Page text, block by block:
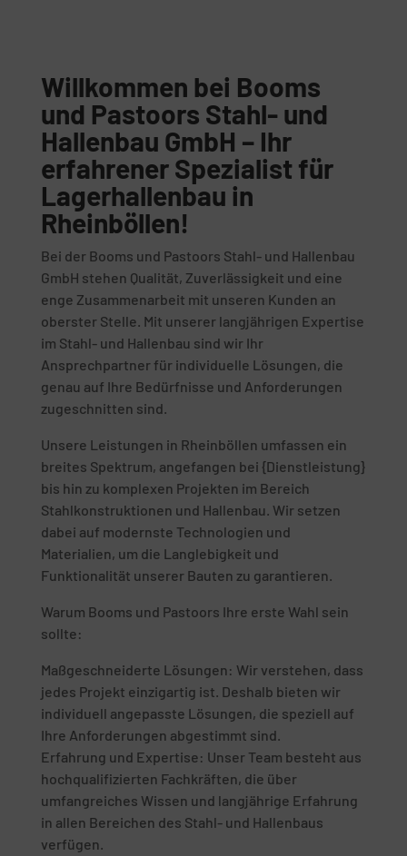
Willkommen bei Booms
und Pastoors Stahl- und
Hallenbau GmbH – Ihr
erfahrener Spezialist für
Lagerhallenbau in
Rheinböllen!
Bei der Booms und Pastoors Stahl- und Hallenbau
GmbH stehen Qualität, Zuverlässigkeit und eine
enge Zusammenarbeit mit unseren Kunden an
oberster Stelle. Mit unserer langjährigen Expertise
im Stahl- und Hallenbau sind wir Ihr
Ansprechpartner für individuelle Lösungen, die
genau auf Ihre Bedürfnisse und Anforderungen
zugeschnitten sind.
Unsere Leistungen in Rheinböllen umfassen ein
breites Spektrum, angefangen bei {Dienstleistung}
bis hin zu komplexen Projekten im Bereich
Stahlkonstruktionen und Hallenbau. Wir setzen
dabei auf modernste Technologien und
Materialien, um die Langlebigkeit und
Funktionalität unserer Bauten zu garantieren.
Warum Booms und Pastoors Ihre erste Wahl sein
sollte:
Maßgeschneiderte Lösungen: Wir verstehen, dass
jedes Projekt einzigartig ist. Deshalb bieten wir
individuell angepasste Lösungen, die speziell auf
Ihre Anforderungen abgestimmt sind.
Erfahrung und Expertise: Unser Team besteht aus
hochqualifizierten Fachkräften, die über
umfangreiches Wissen und langjährige Erfahrung
in allen Bereichen des Stahl- und Hallenbaus
verfügen.